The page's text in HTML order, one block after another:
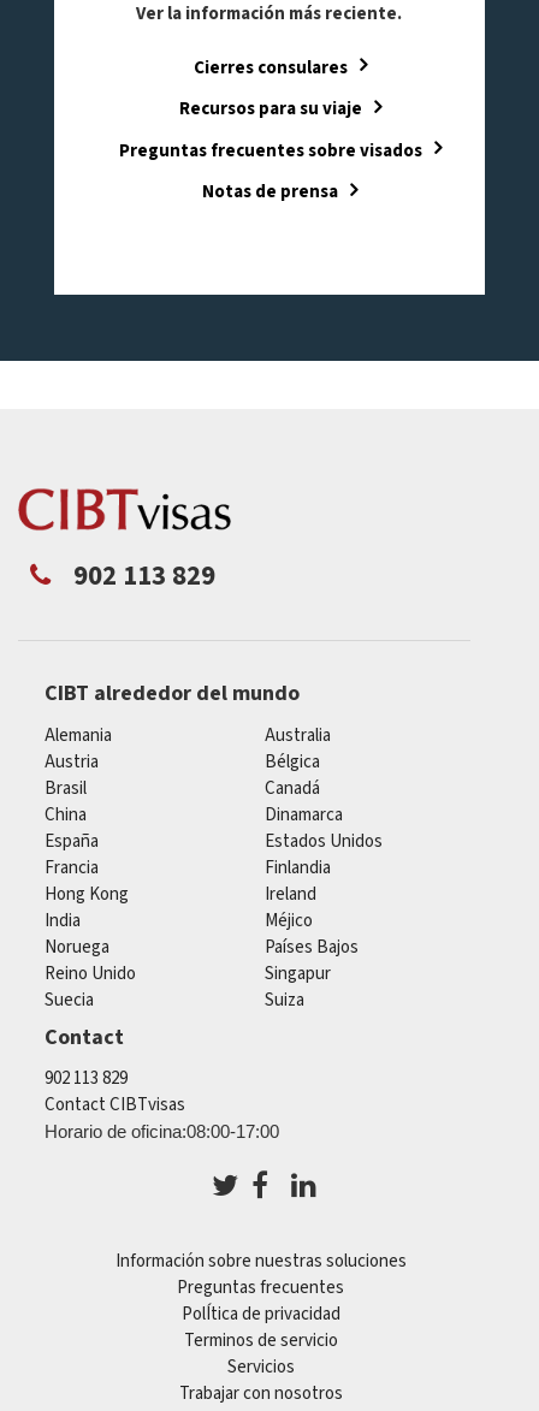
Ver la información más reciente.
Cierres consulares
Recursos para su viaje
Preguntas frecuentes sobre visados
Notas de prensa
902 113 829
CIBT alrededor del mundo
Alemania
Australia
Austria
Bélgica
Brasil
Canadá
China
Dinamarca
España
Estados Unidos
Francia
Finlandia
Hong Kong
Ireland
India
Méjico
Noruega
Países Bajos
Reino Unido
Singapur
Suecia
Suiza
Contact
902 113 829
Contact CIBTvisas
Horario de oficina:08:00-17:00
Información sobre nuestras soluciones
Preguntas frecuentes
PolÍtica de privacidad
Terminos de servicio
Servicios
Trabajar con nosotros